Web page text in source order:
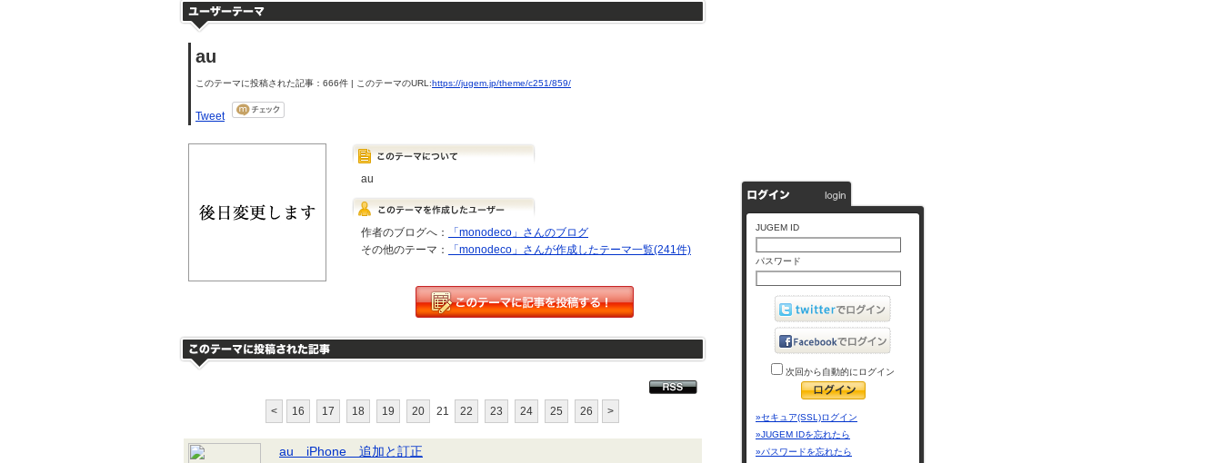
au
このテーマに投稿された記事：666件 | このテーマのURL:https://jugem.jp/theme/c251/859/
Tweet
au
作者のブログへ：
「monodeco」さんのブログ
その他のテーマ：
「monodeco」さんが作成したテーマ一覧(241件)
< 16 17 18 19 20 21 22 23 24 25 26 >
au iPhone 追加と訂正
JUGEM ID
パスワード
次回から自動的にログイン
»セキュア(SSL)ログイン
»JUGEM IDを忘れたら
»パスワードを忘れたら